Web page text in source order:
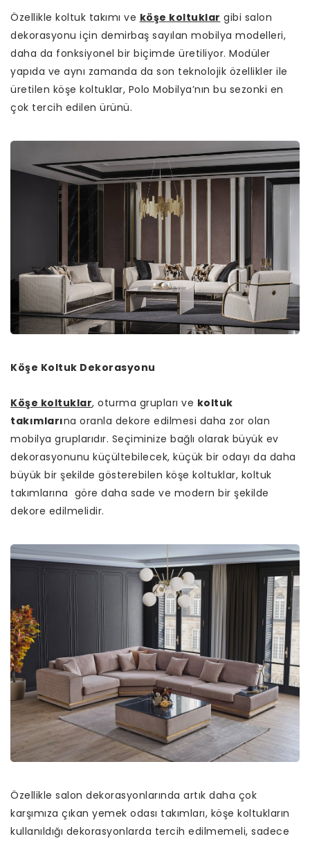
Özellikle koltuk takımı ve köşe koltuklar gibi salon
dekorasyonu için demirbaş sayılan mobilya modelleri,
daha da fonksiyonel bir biçimde üretiliyor. Modüler
yapıda ve aynı zamanda da son teknolojik özellikler ile
üretilen köşe koltuklar, Polo Mobilya’nın bu sezonki en
çok tercih edilen ürünü.
Köşe Koltuk Dekorasyonu
Köşe koltuklar, oturma grupları ve koltuk
takımlarına oranla dekore edilmesi daha zor olan
mobilya gruplarıdır. Seçiminize bağlı olarak büyük ev
dekorasyonunu küçültebilecek, küçük bir odayı da daha
büyük bir şekilde gösterebilen köşe koltuklar, koltuk
takımlarına göre daha sade ve modern bir şekilde
dekore edilmelidir.
Özellikle salon dekorasyonlarında artık daha çok
karşımıza çıkan yemek odası takımları, köşe koltukların
kullanıldığı dekorasyonlarda tercih edilmemeli, sadece